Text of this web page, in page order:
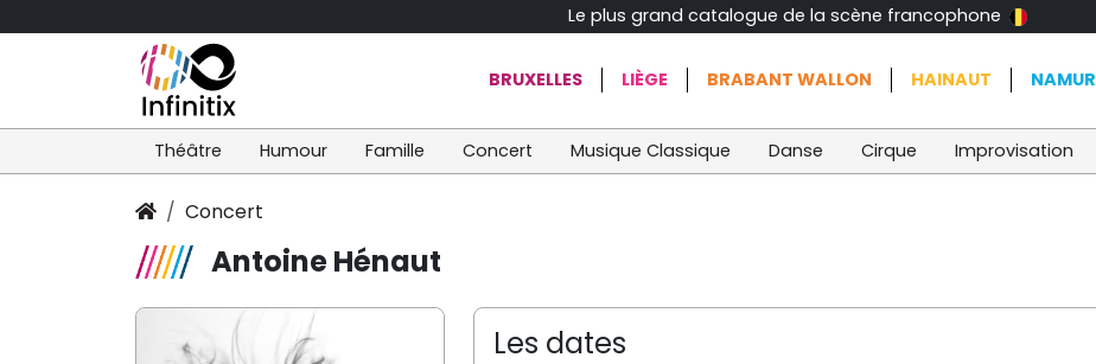
Le plus grand catalogue de la scène francophone
BRUXELLES LIÈGE BRABANT WALLON HAINAUT NAMUR
Théâtre Humour Famille Concert Musique Classique Danse Cirque Improvisation
Concert
Antoine Hénaut
Les dates